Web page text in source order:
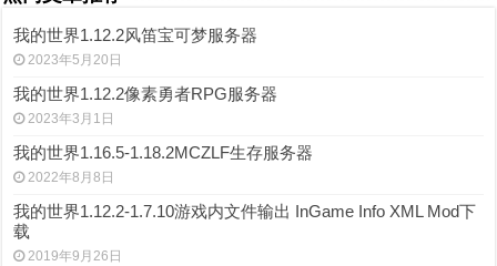
我的世界1.12.2风笛宝可梦服务器
2023年5月20日
我的世界1.12.2像素勇者RPG服务器
2023年3月1日
我的世界1.16.5-1.18.2MCZLF生存服务器
2022年8月8日
我的世界1.12.2-1.7.10游戏内文件输出 InGame Info XML Mod下
载
2019年9月26日